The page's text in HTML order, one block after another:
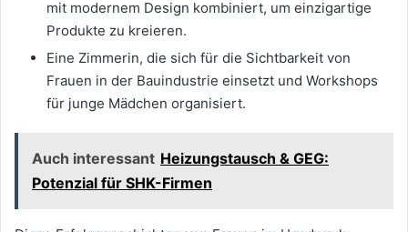
mit modernem Design kombiniert, um einzigartige
Produkte zu kreieren.
Eine Zimmerin, die sich für die Sichtbarkeit von
Frauen in der Bauindustrie einsetzt und Workshops
für junge Mädchen organisiert.
Auch interessant Heizungstausch & GEG:
Potenzial für SHK-Firmen